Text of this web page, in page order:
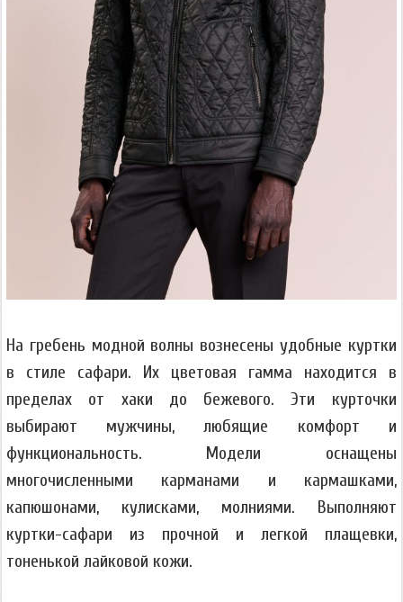
На гребень модной волны вознесены удобные куртки
в стиле сафари. Их цветовая гамма находится в
пределах от хаки до бежевого. Эти курточки
выбирают мужчины, любящие комфорт и
функциональность. Модели оснащены
многочисленными карманами и кармашками,
капюшонами, кулисками, молниями. Выполняют
куртки-сафари из прочной и легкой плащевки,
тоненькой лайковой кожи.